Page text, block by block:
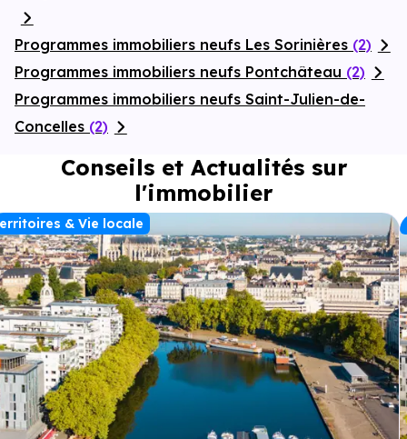
Programmes immobiliers neufs Les Sorinières (2)
Programmes immobiliers neufs Pontchâteau (2)
Programmes immobiliers neufs Saint-Julien-de-
Concelles (2)
Conseils et Actualités sur
l'immobilier
& Vie locale